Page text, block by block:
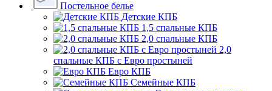
Постельное белье
Детские КПБ
1,5 спальные КПБ
2,0 спальные КПБ
2,0
спальные КПБ с Евро простыней
Евро КПБ
Семейные КПБ